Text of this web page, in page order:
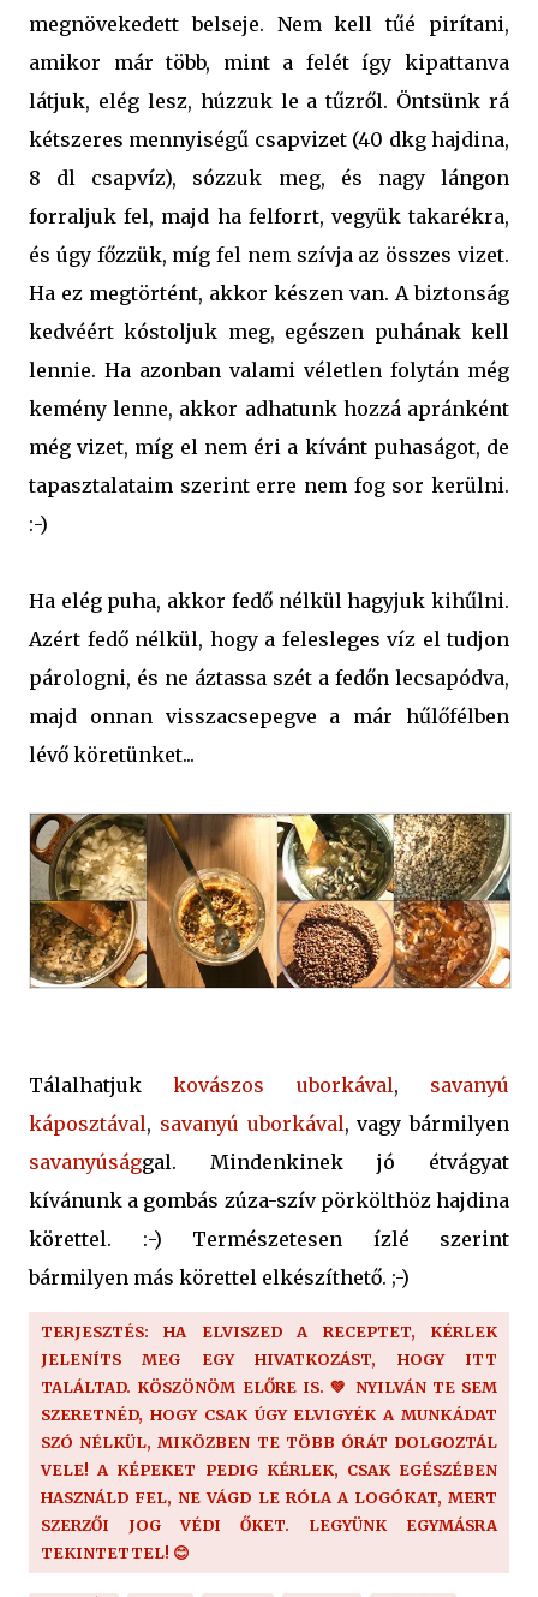
megnövekedett belseje. Nem kell tűé pirítani,
amikor már több, mint a felét így kipattanva
látjuk, elég lesz, húzzuk le a tűzről. Öntsünk rá
kétszeres mennyiségű csapvizet (40 dkg hajdina,
8 dl csapvíz), sózzuk meg, és nagy lángon
forraljuk fel, majd ha felforrt, vegyük takarékra,
és úgy főzzük, míg fel nem szívja az összes vizet.
Ha ez megtörtént, akkor készen van. A biztonság
kedvéért kóstoljuk meg, egészen puhának kell
lennie. Ha azonban valami véletlen folytán még
kemény lenne, akkor adhatunk hozzá apránként
még vizet, míg el nem éri a kívánt puhaságot, de
tapasztalataim szerint erre nem fog sor kerülni.
:-)
Ha elég puha, akkor fedő nélkül hagyjuk kihűlni.
Azért fedő nélkül, hogy a felesleges víz el tudjon
párologni, és ne áztassa szét a fedőn lecsapódva,
majd onnan visszacsepegve a már hűlőfélben
lévő köretünket...
Tálalhatjukkovászos uborkával, savanyú
káposztával, savanyú uborkával, vagy bármilyen
savanyúsággal. Mindenkinek jó étvágyat
kívánunk a gombás zúza-szív pörkölthöz hajdina
körettel. :-) Természetesen ízlé szerint
bármilyen más körettel elkészíthető. ;-)
TERJESZTÉS: HA ELVISZED A RECEPTET, KÉRLEK
JELENÍTS MEG EGY HIVATKOZÁST, HOGY ITT
TALÁLTAD. KÖSZÖNÖM ELŐRE IS. 💚 NYILVÁN TE SEM
SZERETNÉD, HOGY CSAK ÚGY ELVIGYÉK A MUNKÁDAT
SZÓ NÉLKÜL, MIKÖZBEN TE TÖBB ÓRÁT DOLGOZTÁL
VELE! A KÉPEKET PEDIG KÉRLEK, CSAK EGÉSZÉBEN
HASZNÁLD FEL, NE VÁGD LE RÓLA A LOGÓKAT, MERT
SZERZŐI JOG VÉDI ŐKET. LEGYÜNK EGYMÁSRA
TEKINTETTEL! 😊